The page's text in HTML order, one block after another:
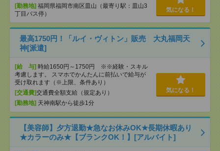
[勤務地] 福岡県福岡市南区皿山（最寄り駅：皿山3
丁目バス停）
気になる！
最高1750円！「ルイ・ヴィトン」販売 大丸福岡天
神[派遣]
[給 与] 時給1650円～1750円 ※※経験・スキル
考慮します。 スマホでかんたんに前払いで給与が
受け取れます（※上限、条件あり）
[交通費]交通費全額支給（規定あり）
[勤務地] 天神南駅から徒歩1分
気になる！
【美容師】夕方退勤★急なお休みOK★長期休暇あり
★カラーのみ★【ブランクOK！】[アルバイト]